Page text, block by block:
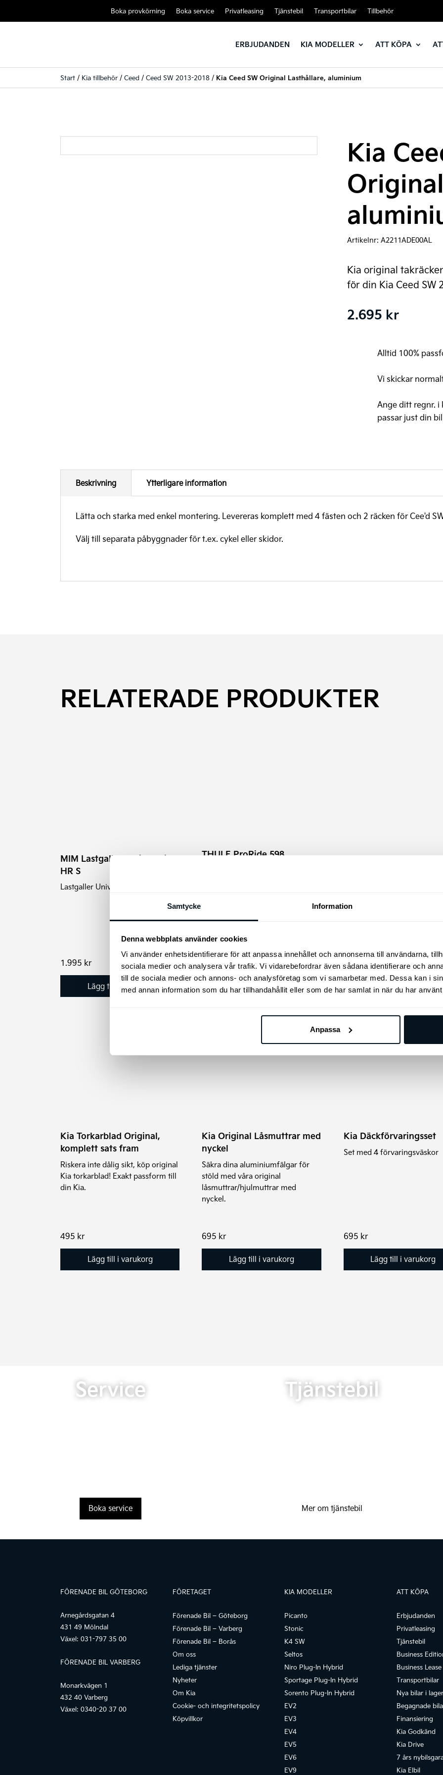
Samtycke Information
Denna webbplats använder cookies
Vi använder enhetsidentifierare för att anpassa innehållet och annonserna till användarna,
sociala medier och analysera vår trafik. Vi vidarebefordrar även sådana identifierare och
till de sociala medier och annons- och analysföretag som vi samarbetar med. Dessa kan i
med annan information som du har tillhandahållit eller som de har samlat in när du har
Anpassa
Boka provkörning Boka service Privatleasing Tjänstebil Transportbilar Tillbehör
ERBJUDANDEN KIA MODELLER ATT KÖPA
Start / Kia tillbehör / Ceed / Ceed SW 2013-2018 / Kia Ceed SW Original Lasthållare, aluminium
Kia
Artikelnr:A2211ADE00AL
Kia original
för din Kia Ceed SW
2.695 kr
Alltid 100%
Vi skickar
Ange ditt regnr. i
passar just din bil
Beskrivning Ytterligare information
Lätta och starka med enkel montering. Levereras komplett med 4 fästen och 2 räcken för Cee'd
Välj till separata påbyggnader för t.ex. cykel eller skidor.
RELATERADE PRODUKTER
MIM Lastgaller Variobarrier
HR S
Lastgaller Universal
1.995 kr
Lägg till i varukorg
THULE ProRide 598
funktionellt tänkande med: Säker
monteringsklon i ramhållaren.
2.399kr
Lägg till i varukorg
en med färg och en med
349kr
Lägg till i varukorg
Kia Torkarblad Original,
komplett sats fram
Riskera inte dålig sikt, köp original
Kia torkarblad! Exakt passform till
din Kia.
495 kr
Lägg till i varukorg
Kia Original Låsmuttrar med
nyckel
Säkra dina aluminiumfälgar för
stöld med våra original
låsmuttrar/hjulmuttrar med
nyckel.
695 kr
Lägg till i varukorg
Kia Däckförvaringsset
Set med 4 förvaringsväskor
695 kr
Lägg till i varukorg
Service
Boka service
Tjänstebil
Mer om tjänstebil
FÖRENADE BIL GÖTEBORG
Arnegårdsgatan 4
431 49 Mölndal
Växel: 031-797 35 00
FÖRENADE BIL VARBERG
Monarkvägen 1
432 40 Varberg
Växel: 0340-20 37 00
FÖRETAGET
Förenade Bil – Göteborg
Förenade Bil – Varberg
Förenade Bil – Borås
Om oss
Lediga tjänster
Nyheter
Om Kia
Cookie- och integritetspolicy
Köpvillkor
KIA MODELLER
Picanto
Stonic
K4 SW
Seltos
Niro Plug-In Hybrid
Sportage Plug-In Hybrid
Sorento Plug-In Hybrid
EV2
EV3
EV4
EV5
EV6
EV9
ATT KÖPA
Erbjudanden
Privatleasing
Tjänstebil
Business
Business Lease
Transportbilar
Nya bilar i lager
Begagnade
Finansiering
Kia Godkänd
Kia Drive
7 års
Kia Elbil